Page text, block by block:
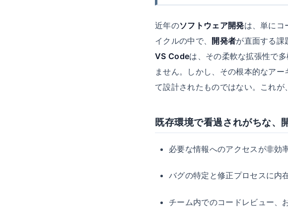
近年のソフトウェア開発は、単にコ
イクルの中で、 開発者が直面する課
VS Codeは、その柔軟な拡張性で
ません。しかし、その根本的なア
て設計されたものではない。これが
既存環境で看過されがちな、
必要な情報へのアクセスが非効
バグの特定と修正プロセスに内
チーム内でのコードレビュー、